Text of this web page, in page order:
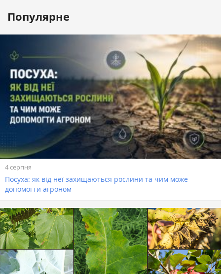
Популярне
4 серпня
Посуха: як від неї захищаються рослини та чим може
допомогти агроном